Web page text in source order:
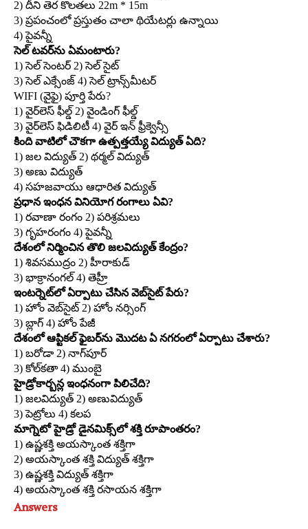
2) దీని తెర కొలతలు 22m * 15m
3) ప్రపంచంలో ప్రస్తుతం చాలా థియేటర్లు ఉన్నాయి
4) పైవన్నీ
సెల్‌ టవర్‌ను ఏమంటారు?
1) సెల్‌ సెంటర్‌ 2) సెల్‌ సైట్‌
3) సెల్‌ ఎక్సేంజ్‌ 4) సెల్‌ ట్రాన్స్‌మీటర్‌
WIFI (వైఫై) పూర్తి పేరు?
1) వైర్‌లెస్‌ ఫీల్డ్‌ 2) వైండింగ్‌ ఫీల్డ్‌
3) వైర్‌లెస్‌ ఫిడిలిటీ 4) వైర్‌ ఇన్‌ ఫ్రీక్వెన్సీ
కింది వాటిలో చౌకగా ఉత్పత్తయ్యే విద్యుత్‌ ఏది?
1) జల విద్యుత్‌ 2) థర్మల్‌ విద్యుత్‌
3) అణు విద్యుత్‌
4) సహజవాయు ఆధారిత విద్యుత్‌
ప్రధాన ఇంధన వినియోగ రంగాలు ఏవి?
1) రవాణా రంగం 2) పరిశ్రమలు
3) గృహరంగం 4) పైవన్నీ
దేశంలో నిర్మించిన తొలి జలవిద్యుత్‌ కేంద్రం?
1) శివసముద్రం 2) హీరాకుడ్‌
3) భాక్రానంగల్‌ 4) తెహ్రీ
ఇంటర్నెట్‌లో ఏర్పాటు చేసిన వెబ్‌సైట్‌ పేరు?
1) హోం వెబ్‌సైట్‌ 2) హోం నర్సింగ్‌
3) బ్లాగ్‌ 4) హోం పేజీ
దేశంలో ఆప్టికల్‌ ఫైబర్‌ను మొదట ఏ నగరంలో ఏర్పాటు చేశారు?
1) బరోడా 2) నాగ్‌పూర్‌
3) కోల్‌కతా 4) ముంబై
హైడ్రోకార్బన్ల ఇంధనంగా పిలిచేది?
1) జలవిద్యుత్‌ 2) అణువిద్యుత్‌
3) పెట్రోలు 4) కలప
మాగ్నెటో హైడ్రో డైనమిక్స్‌లో శక్తి రూపాంతరం?
1) ఉష్ణశక్తి అయస్కాంత శక్తిగా
2) అయస్కాంత శక్తి విద్యుత్‌ శక్తిగా
3) ఉష్ణశక్తి విద్యుత్‌ శక్తిగా
4) అయస్కాంత శక్తి రసాయన శక్తిగా
Answers